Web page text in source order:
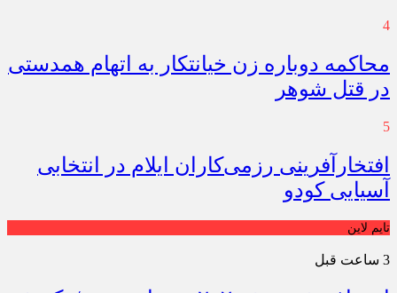
4
محاکمه دوباره زن خیانتکار به اتهام همدستی
در قتل شوهر
5
افتخارآفرینی رزمی‌کاران ایلام در انتخابی
آسیایی کودو
تایم لاین
3 ساعت قبل